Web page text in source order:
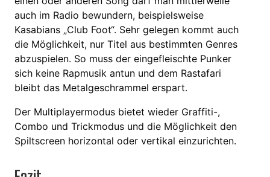
auch im Radio bewundern, beispielsweise
Kasabians „Club Foot“. Sehr gelegen kommt auch
die Möglichkeit, nur Titel aus bestimmten Genres
abzuspielen. So muss der eingefleischte Punker
sich keine Rapmusik antun und dem Rastafari
bleibt das Metalgeschrammel erspart.
Der Multiplayermodus bietet wieder Graffiti-,
Combo und Trickmodus und die Möglichkeit den
Spiltscreen horizontal oder vertikal einzurichten.